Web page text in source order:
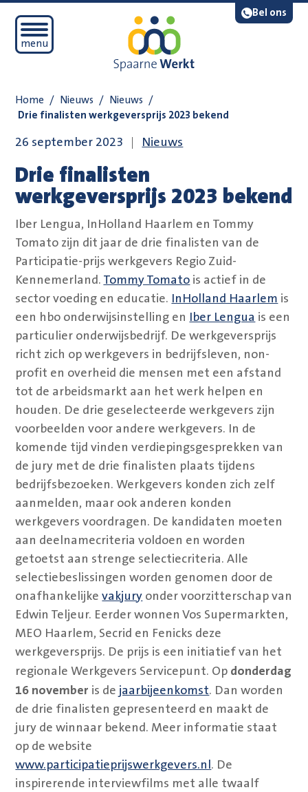
Bel ons
Open mobiel menu
menu
Lees voor
Home / Nieuws / Nieuws /
Drie finalisten werkgeversprijs 2023 bekend
Drie finalisten
werkgeversprijs 2023 bekend
26 september 2023 Nieuws
Iber Lengua, InHolland Haarlem en Tommy
Tomato zijn dit jaar de drie finalisten van de
Participatie-prijs werkgevers Regio Zuid-
Kennemerland. Tommy Tomato is actief in de
sector voeding en educatie. InHolland Haarlem is
een hbo onderwijsinstelling en Iber Lengua is een
particulier onderwijsbedrijf. De werkgeversprijs
richt zich op werkgevers in bedrijfsleven, non-
profit en overheid die mensen met een afstand
tot de arbeidsmarkt aan het werk helpen en
houden. De drie geselecteerde werkgevers zijn
voorbeelden voor andere werkgevers. In de
komende tijd vinden verdiepingsgesprekken van
de jury met de drie finalisten plaats tijdens
bedrijfsbezoeken. Werkgevers konden zich zelf
aanmelden, maar ook anderen konden
werkgevers voordragen. De kandidaten moeten
aan deelnamecriteria voldoen en worden
getoetst aan strenge selectiecriteria. Alle
selectiebeslissingen worden genomen door de
onafhankelijkevakjury onder voorzitterschap van
Edwin Teljeur. Eerder wonnen Vos Supermarkten,
MEO Haarlem, Secrid en Fenicks deze
werkgeversprijs. De prijs is een initiatief van het
regionale Werkgevers Servicepunt. Op donderdag
16 november is de jaarbijeenkomst. Dan worden
de drie finalisten gepresenteerd en maakt de
jury de winnaar bekend. Meer informatie staat
op de website
www.participatieprijswerkgevers.nl. De
inspirerende interviewfilms met alle twaalf